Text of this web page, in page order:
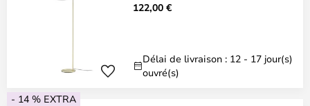
122,00 €
Délai de livraison : 12 - 17 jour(s)
ouvré(s)
- 14 % EXTRA